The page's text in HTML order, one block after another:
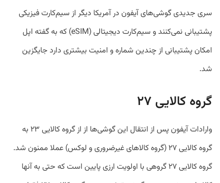
سری جدیدی گوشی‌های آیفون در آمریکا دیگر از سیم‌کارت فیزیکی
پشتیبانی نمی‌کنند و سیم‌کارت دیجیتالی (eSIM) که به گفته اپل
امکان پشتیبانی از چندین شماره و امنیت بیشتری دارد جایگزین
شد.
گروه کالایی ۲۷
وارادات آیفون پس از انتقال این گوشی‌ها از از گروه‌ کالایی ۲۳ به
گروه کالایی ۲۷ (گروه کالاهای غیرضروری و لوکس) عملا ممنون شد.
گروه کالایی ۲۷ گروهی با اولویت ارزی پایین است که حتی به آنها